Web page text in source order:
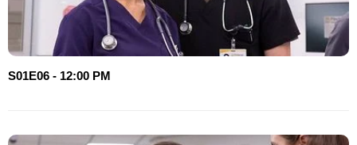
S01E06 - 12:00 PM